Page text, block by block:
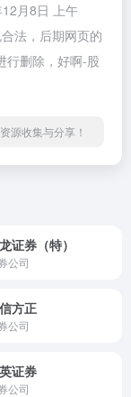
月8日 上午
法，后期网页的
行删除，好啊-股
源收集与分享！
证券（特）
公司
方正
公司
证券
公司